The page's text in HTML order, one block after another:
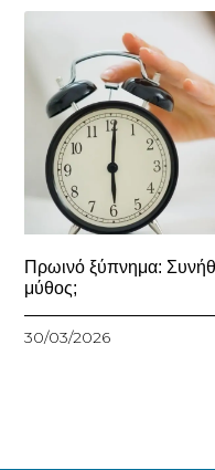
Πρωινό ξύπνημα:
μύθος;
30/03/2026